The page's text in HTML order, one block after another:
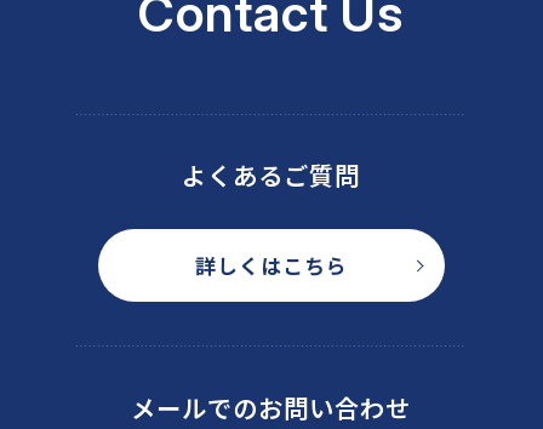
Contact Us
よくあるご質問
詳しくはこちら
メールでのお問い合わせ